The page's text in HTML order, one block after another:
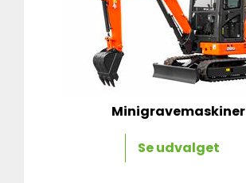
Minigravemaskiner
Se udvalget